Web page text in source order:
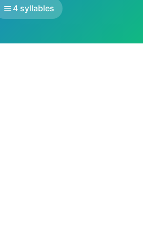
4 syllables